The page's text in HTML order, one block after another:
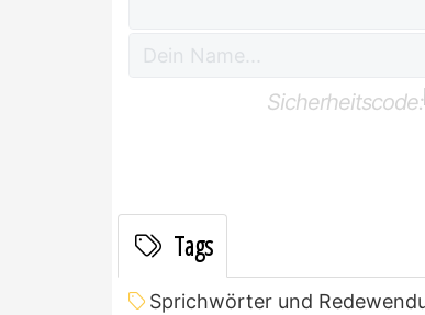
Sicherheitscode:
Tags
Sprichwörter und